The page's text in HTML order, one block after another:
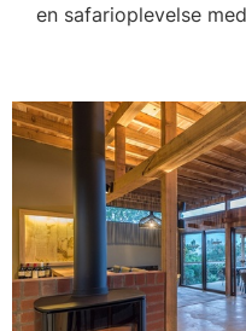
en safarioplevelse